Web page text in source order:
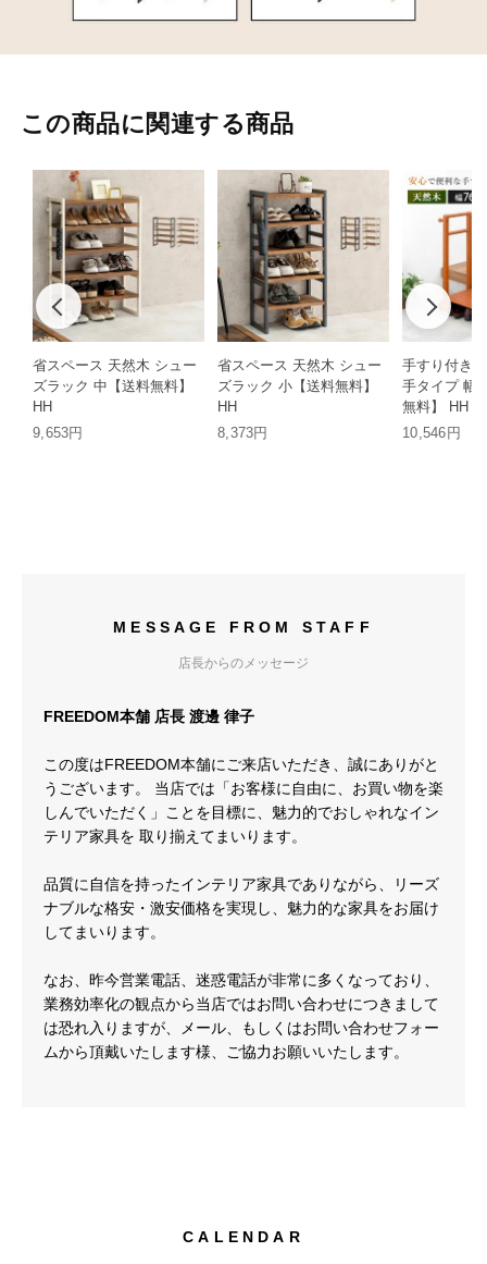
この商品に関連する商品
省スペース 天然木 シュー
ズラック 中【送料無料】
HH
9,653円
省スペース 天然木 シュー
ズラック 小【送料無料】
HH
8,373円
手すり付き
手タイプ 幅
無料】 HH
10,546円
MESSAGE FROM STAFF
店長からのメッセージ
FREEDOM本舗 店長 渡邊 律子
この度はFREEDOM本舗にご来店いただき、誠にありがと
うございます。 当店では「お客様に自由に、お買い物を楽
しんでいただく」ことを目標に、魅力的でおしゃれなイン
テリア家具を 取り揃えてまいります。
品質に自信を持ったインテリア家具でありながら、リーズ
ナブルな格安・激安価格を実現し、魅力的な家具をお届け
してまいります。
なお、昨今営業電話、迷惑電話が非常に多くなっており、
業務効率化の観点から当店ではお問い合わせにつきまして
は恐れ入りますが、メール、もしくはお問い合わせフォー
ムから頂戴いたします様、ご協力お願いいたします。
CALENDAR